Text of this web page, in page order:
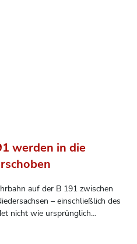
werden in die
auf der B 191 zwischen
– einschließlich des
nicht wie ursprünglich